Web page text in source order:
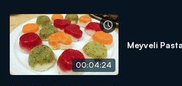
00:04:24
Meyveli